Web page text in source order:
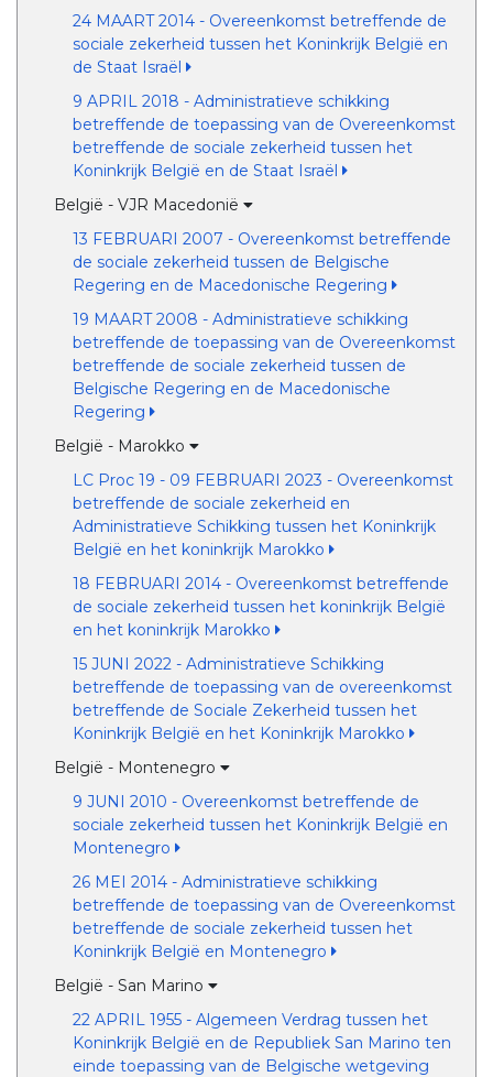
24 MAART 2014 - Overeenkomst betreffende de
sociale zekerheid tussen het Koninkrijk België en
de Staat Israël
9 APRIL 2018 - Administratieve schikking
betreffende de toepassing van de Overeenkomst
betreffende de sociale zekerheid tussen het
Koninkrijk België en de Staat Israël
België - VJR Macedonië
13 FEBRUARI 2007 - Overeenkomst betreffende
de sociale zekerheid tussen de Belgische
Regering en de Macedonische Regering
19 MAART 2008 - Administratieve schikking
betreffende de toepassing van de Overeenkomst
betreffende de sociale zekerheid tussen de
Belgische Regering en de Macedonische
Regering
België - Marokko
LC Proc 19 - 09 FEBRUARI 2023 - Overeenkomst
betreffende de sociale zekerheid en
Administratieve Schikking tussen het Koninkrijk
België en het koninkrijk Marokko
18 FEBRUARI 2014 - Overeenkomst betreffende
de sociale zekerheid tussen het koninkrijk België
en het koninkrijk Marokko
15 JUNI 2022 - Administratieve Schikking
betreffende de toepassing van de overeenkomst
betreffende de Sociale Zekerheid tussen het
Koninkrijk België en het Koninkrijk Marokko
België - Montenegro
9 JUNI 2010 - Overeenkomst betreffende de
sociale zekerheid tussen het Koninkrijk België en
Montenegro
26 MEI 2014 - Administratieve schikking
betreffende de toepassing van de Overeenkomst
betreffende de sociale zekerheid tussen het
Koninkrijk België en Montenegro
België - San Marino
22 APRIL 1955 - Algemeen Verdrag tussen het
Koninkrijk België en de Republiek San Marino ten
einde toepassing van de Belgische wetgeving